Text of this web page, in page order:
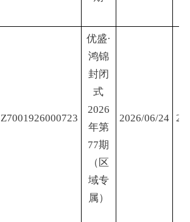
Z7001926000723
优盛·
鸿锦
封闭
式
2026
年第
77期
（区
域专
属）
2026/06/24